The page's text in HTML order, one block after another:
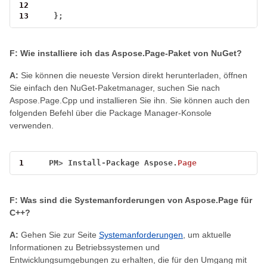
12
13
};
F: Wie installiere ich das Aspose.Page-Paket von NuGet?
A: Sie können die neueste Version direkt herunterladen, öffnen
Sie einfach den NuGet-Paketmanager, suchen Sie nach
Aspose.Page.Cpp und installieren Sie ihn. Sie können auch den
folgenden Befehl über die Package Manager-Konsole
verwenden.
1 PM> Install - Package Aspose. Page
F: Was sind die Systemanforderungen von Aspose.Page für
C++?
A: Gehen Sie zur Seite Systemanforderungen, um aktuelle
Informationen zu Betriebssystemen und
Entwicklungsumgebungen zu erhalten, die für den Umgang mit